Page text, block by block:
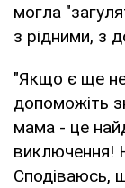
могла
з рідними, з
"Якщо є ще
допоможіть
мама - це
виключення!
Сподіваюсь,